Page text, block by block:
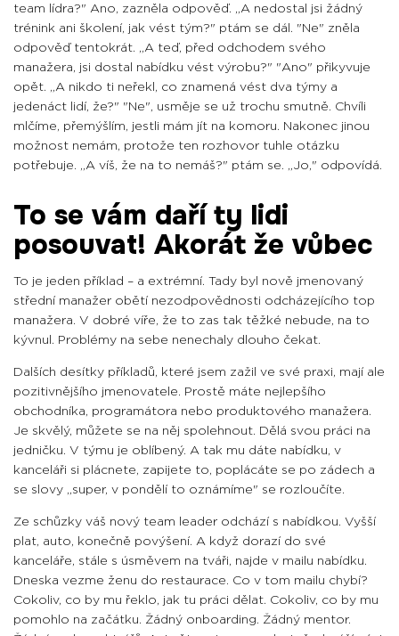
team lídra?" Ano, zazněla odpověď. „A nedostal jsi žádný
trénink ani školení, jak vést tým?" ptám se dál. "Ne" zněla
odpověď tentokrát. „A teď, před odchodem svého
manažera, jsi dostal nabídku vést výrobu?" "Ano" přikyvuje
opět. „A nikdo ti neřekl, co znamená vést dva týmy a
jedenáct lidí, že?" "Ne", usměje se už trochu smutně. Chvíli
mlčíme, přemýšlím, jestli mám jít na komoru. Nakonec jinou
možnost nemám, protože ten rozhovor tuhle otázku
potřebuje. „A víš, že na to nemáš?" ptám se. „Jo," odpovídá.
To se vám daří ty lidi
posouvat! Akorát že vůbec
To je jeden příklad – a extrémní. Tady byl nově jmenovaný
střední manažer obětí nezodpovědnosti odcházejícího top
manažera. V dobré víře, že to zas tak těžké nebude, na to
kývnul. Problémy na sebe nenechaly dlouho čekat.
Dalších desítky příkladů, které jsem zažil ve své praxi, mají ale
pozitivnějšího jmenovatele. Prostě máte nejlepšího
obchodníka, programátora nebo produktového manažera.
Je skvělý, můžete se na něj spolehnout. Dělá svou práci na
jedničku. V týmu je oblíbený. A tak mu dáte nabídku, v
kanceláři si plácnete, zapijete to, poplácáte se po zádech a
se slovy „super, v pondělí to oznámíme" se rozloučíte.
Ze schůzky váš nový team leader odchází s nabídkou. Vyšší
plat, auto, konečně povýšení. A když dorazí do své
kanceláře, stále s úsměvem na tváři, najde v mailu nabídku.
Dneska vezme ženu do restaurace. Co v tom mailu chybí?
Cokoliv, co by mu řeklo, jak tu práci dělat. Cokoliv, co by mu
pomohlo na začátku. Žádný onboarding. Žádný mentor.